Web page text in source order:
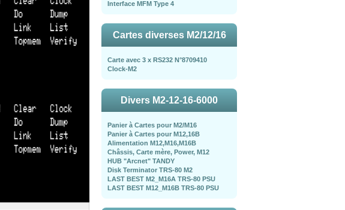
Interface MFM Type 4
Cartes diverses M2/12/16
Carte avec 3 x RS232 N°8709410
Clock-M2
Divers M2-12-16-6000
Panier à Cartes pour M2/M16
Panier à Cartes pour M12,16B
Alimentation M12,M16,M16B
Châssis, Carte mère, Power, M12
HUB "Arcnet" TANDY
Disk Terminator TRS-80 M2
LAST BEST M2_M16A TRS-80 PSU
LAST BEST M12_M16B TRS-80 PSU